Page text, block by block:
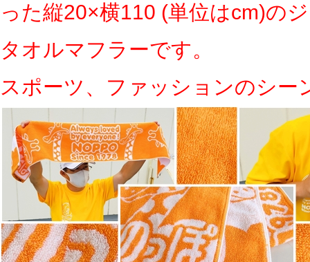
った縦20×横110 (単位はcm)の
タオルマフラーです。
スポーツ、ファッションのシー